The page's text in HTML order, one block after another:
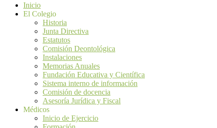
Inicio
El Colegio
Historia
Junta Directiva
Estatutos
Comisión Deontológica
Instalaciones
Memorias Anuales
Fundación Educativa y Científica
Sistema interno de información
Comisión de docencia
Asesoría Jurídica y Fiscal
Médicos
Inicio de Ejercicio